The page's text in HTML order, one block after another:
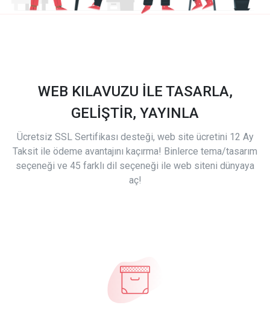
WEB KILAVUZU İLE TASARLA,
GELİŞTİR, YAYINLA
Ücretsiz SSL Sertifikası desteği, web site ücretini 12 Ay
Taksit ile ödeme avantajını kaçırma! Binlerce tema/tasarım
seçeneği ve 45 farklı dil seçeneği ile web siteni dünyaya
aç!